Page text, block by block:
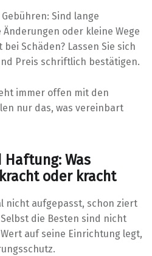
Sind lange
oder kleine Wege
Schäden? Lassen Sie sich
Preis schriftlich bestätigen.
immer offen mit den
nur das, was vereinbart
Was
oder kracht
nicht aufgepasst, schon ziert
die Besten sind nicht
auf seine Einrichtung legt,